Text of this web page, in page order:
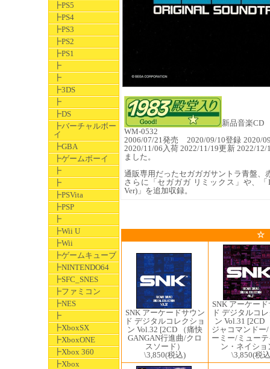
┣PS5
┣PS4
┣PS3
┣PS2
┣PS1
┣
┣
┣3DS
┣
┣DS
┣バーチャルボー
イ
┣GBA
┣ゲームボーイ
┣
┣
┣PSVita
┣PSP
┣
┣Wii U
┣Wii
┣ゲームキューブ
┣NINTENDO64
┣SFC_SNES
┣ファミコン
┣NES
┣
┣XboxSX
┣XboxONE
┣Xbox 360
┣Xbox
新品音楽CD
WM-0532
2006/07/21発売 2020/09/10登録 2020/
2020/11/06入荷 2022/11/19更新 2022/
ました。
通販専用だったセガガガサントラ青盤、
さらに「セガガガ リミックス」や、
Ver)」を追加収録。
☆
SNK アーケードサウン
ド デジタルコレクショ
ン Vol.32 [2CD （痛快
GANGAN行進曲/クロ
スソード）
\3,850(税込)
SNK アーケー
ド デジタルコ
ン Vol.31 [2CD
ジャコマンドー
ーミー/ミュー
ン・ネイショ
\3,850(税